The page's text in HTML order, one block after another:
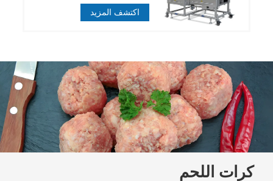
اكتشف المزيد
كرات اللحم